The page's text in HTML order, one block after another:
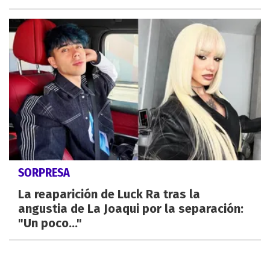
SORPRESA
La reaparición de Luck Ra tras la
angustia de La Joaqui por la separación:
"Un poco..."